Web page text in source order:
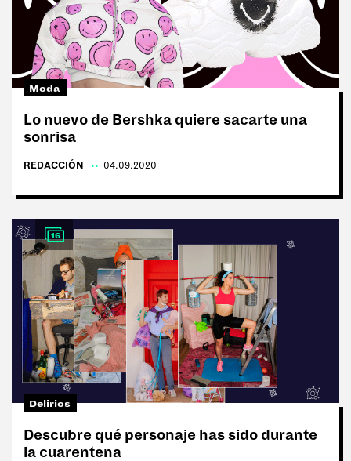
Moda
Lo nuevo de Bershka quiere sacarte una
sonrisa
REDACCIÓN 04.09.2020
16
Delirios
Descubre qué personaje has sido durante
la cuarentena